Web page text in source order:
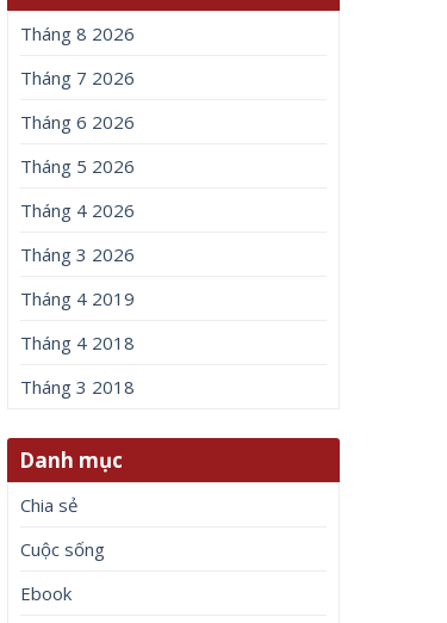
Tháng 8 2026
Tháng 7 2026
Tháng 6 2026
Tháng 5 2026
Tháng 4 2026
Tháng 3 2026
Tháng 4 2019
Tháng 4 2018
Tháng 3 2018
Danh mục
Chia sẻ
Cuộc sống
Ebook